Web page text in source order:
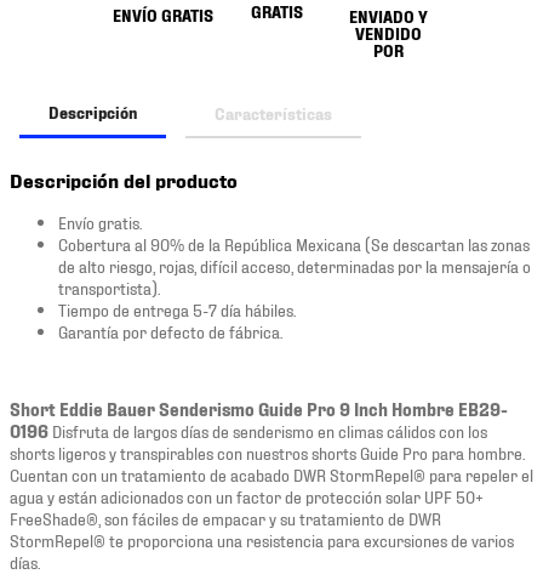
ENVÍO GRATIS
GRATIS
ENVIADO Y
VENDIDO
POR
Descripción Características
Descripción del producto
Envío gratis.
Cobertura al 90% de la República Mexicana (Se descartan las zonas
de alto riesgo, rojas, difícil acceso, determinadas por la mensajería o
transportista).
Tiempo de entrega 5-7 día hábiles.
Garantía por defecto de fábrica.
Short Eddie Bauer Senderismo Guide Pro 9 Inch Hombre EB29-
0196 Disfruta de largos días de senderismo en climas cálidos con los
shorts ligeros y transpirables con nuestros shorts Guide Pro para hombre.
Cuentan con un tratamiento de acabado DWR StormRepel® para repeler el
agua y están adicionados con un factor de protección solar UPF 50+
FreeShade®, son fáciles de empacar y su tratamiento de DWR
StormRepel® te proporciona una resistencia para excursiones de varios
días.